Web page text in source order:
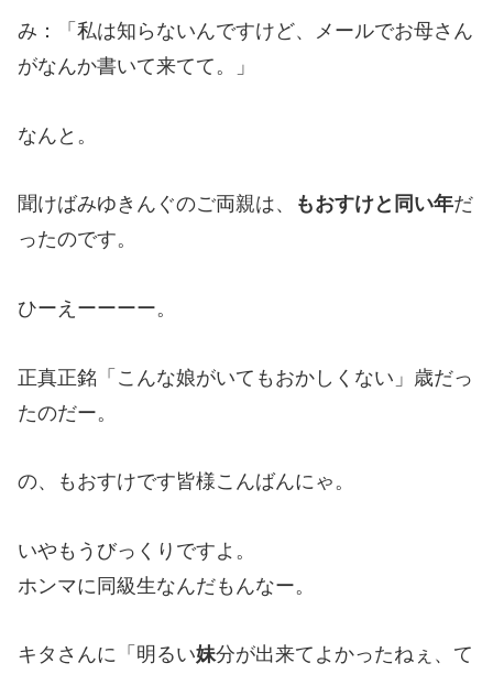
み：「私は知らないんですけど、メールでお母さん
がなんか書いて来てて。」
なんと。
聞けばみゆきんぐのご両親は、 もおすけと同い年だ
ったのです。
ひーえーーーー。
正真正銘「こんな娘がいてもおかしくない」歳だっ
たのだー。
の、もおすけです皆様こんばんにゃ。
いやもうびっくりですよ。
ホンマに同級生なんだもんなー。
キタさんに「明るい妹分が出来てよかったねぇ、て